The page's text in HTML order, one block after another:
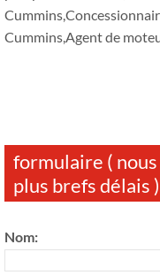
Cummins,Agent de
formulaire (
plus brefs délais )
Nom: